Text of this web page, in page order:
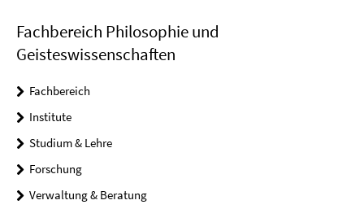
Fachbereich Philosophie und
Geisteswissenschaften
Fachbereich
Institute
Studium & Lehre
Forschung
Verwaltung & Beratung